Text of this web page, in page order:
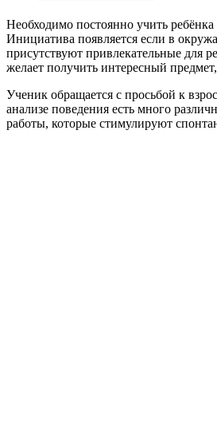
Необходимо постоянно учить
Инициатива появляется если в
присутствуют привлекательные для
желает получить интересный
Ученик обращается с просьбой к
анализе поведения есть много
работы, которые стимулируют